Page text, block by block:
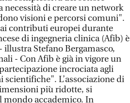
necessità di creare un network
visioni e percorsi comuni".
contributi europei durante
di ingegneria clinica (Afib) è
Stefano Bergamasco,
- Con Afib è già in vigore un
incrociata agli
L’associazione di
più ridotte, si
mondo accademico. In